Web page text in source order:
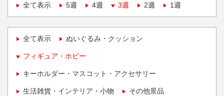
全て表示
5週 4週 3週 2週 1週
全て表示 ぬいぐるみ・クッション
フィギュア・ホビー
キーホルダー・マスコット・アクセサリー
生活雑貨・インテリア・小物 その他景品